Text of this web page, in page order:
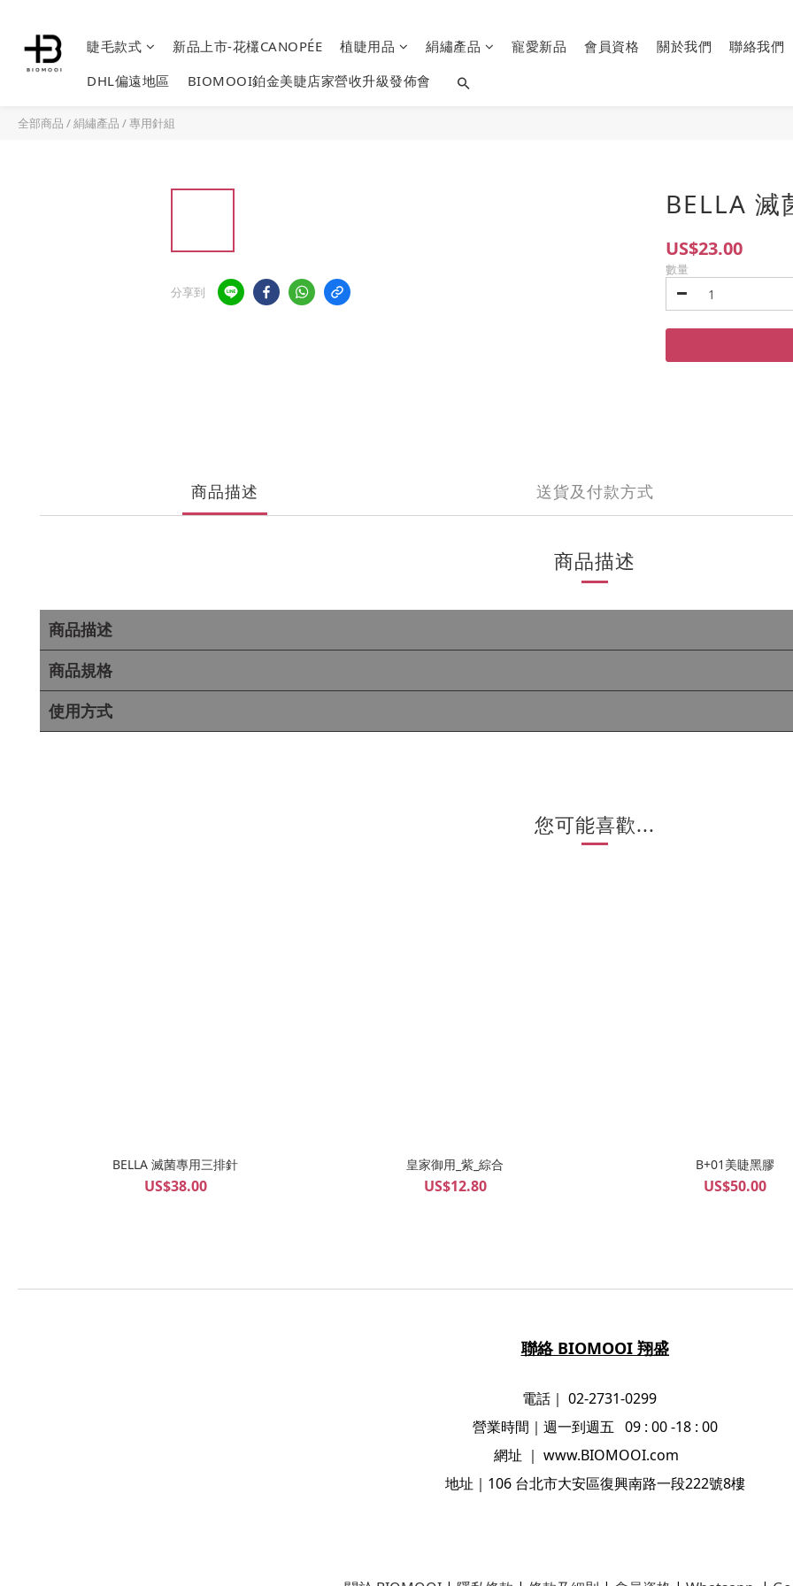
睫毛款式 新品上市-花欉CANOPÉE 植睫用品 絹繡產品 寵愛新品 會員資格 關於我們
聯絡我們
DHL偏遠地區
BIOMOOI鉑金美睫店家營收升級發佈會
全部商品 /絹繡產品 /專用針組
分享到
BELLA 滅
US$23.00
數量
商品描述 送貨及付款方式
商品描述
商品描述
商品規格
使用方式
您可能喜歡...
BELLA 滅菌專用三排針
US$38.00
皇家御用_紫_綜合
US$12.80
B+01美睫黑膠
US$50.00
聯絡 BIOMOOI 翔盛
電話｜ 02-2731-0299
營業時間 ｜ 週一到週五 09 : 00 -18 : 00
網址 ｜ www.BIOMOOI.com
地址 ｜106 台北市大安區復興南路一段222號8樓